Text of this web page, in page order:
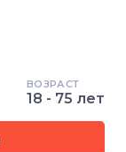
ВОЗРАСТ
18 - 75 лет